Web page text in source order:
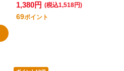
1,380円 (税込1,518円)
69ポイント